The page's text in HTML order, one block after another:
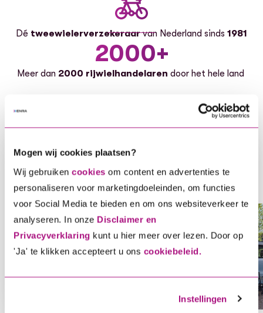
Mogen wij cookies plaatsen?
Wij gebruiken cookies om content en advertenties te
personaliseren voor marketingdoeleinden, om functies
voor Social Media te bieden en om ons websiteverkeer te
analyseren. In onze Disclaimer en
Privacyverklaring kunt u hier meer over lezen. Door op
'Ja' te klikken accepteert u ons cookiebeleid.
Instellingen
Dé tweewielerverzekeraarvan Nederland sinds 1981
2000+
Meer dan 2000 rijwielhandelaren door het hele land
Bereken je premie
Voor elke tweewieler hebben wij een
oplossing, ontdek gauw welke dekking bij
jou en je voertuig past.
Voor elke tweewieler hebben wij een oplossing, ontdek
Bereken je direct premie